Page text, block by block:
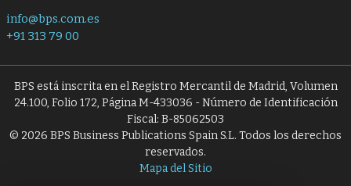
info@bps.com.es
+91 313 79 00
BPS está inscrita en el Registro Mercantil de Madrid, Volumen
24.100, Folio 172, Página M-433036 - Número de Identificación
Fiscal: B-85062503
© 2026 BPS Business Publications Spain S.L. Todos los derechos
reservados.
Mapa del Sitio